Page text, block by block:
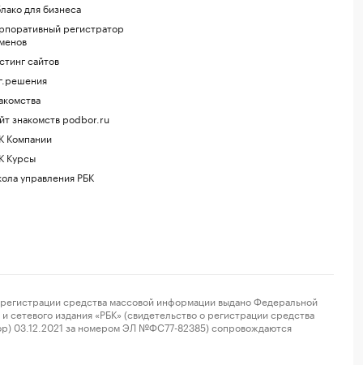
для бизнеса
регистратор
сайтов
знакомств podbor.ru
Компании
Курсы
управления РБК
средства массовой информации выдано Федеральной
издания «РБК» (свидетельство о регистрации средства
03.12.2021 за номером ЭЛ №ФС77-82385) сопровождаются